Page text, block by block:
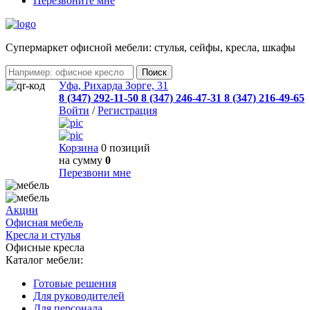
Cупермаркет офисной мебели: стулья, сейфы, кресла, шкафы
Уфа, Рихарда Зорге, 31
8 (347) 292-11-50 8 (347) 246-47-31 8 (347) 216-49-65
Войти /Регистрация
Корзина 0 позиций
на сумму 0
Перезвони мне
Акции
Офисная мебель
Кресла и стулья
Офисные кресла
Каталог мебели:
Готовые решения
Для руководителей